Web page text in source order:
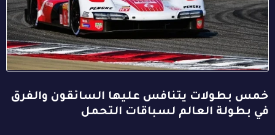
خمس بطولات يتنافس عليها السائقون والفرق
في بطولة العالم لسباقات التحمل